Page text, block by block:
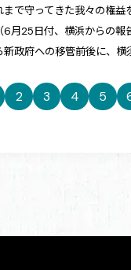
で守ってきた我々の権
月25日付、横浜からの報
政府への移管前後に、横
2 3 4 5